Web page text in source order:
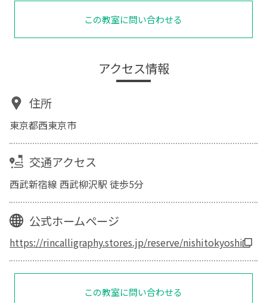
この教室に問い合わせる
アクセス情報
住所
東京都西東京市
交通アクセス
西武新宿線 西武柳沢駅 徒歩5分
公式ホームページ
https://rincalligraphy.stores.jp/reserve/nishitokyoshi
この教室に問い合わせる